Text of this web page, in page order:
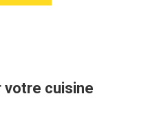
votre cuisine